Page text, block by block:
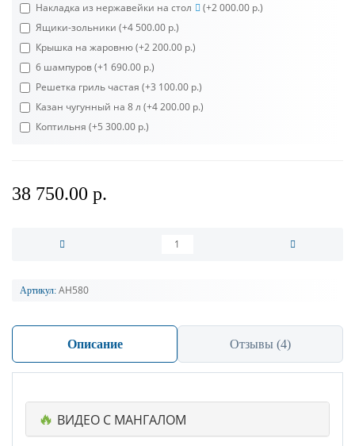
Накладка из нержавейки на стол
(+2 000.00 р.)
Ящики-зольники (+4 500.00 р.)
Крышка на жаровню(+2 200.00 р.)
6 шампуров(+1 690.00 р.)
Решетка гриль частая (+3 100.00 р.)
Казан чугунный на 8 л (+4 200.00 р.)
Коптильня (+5 300.00 р.)
38 750.00 р.
Артикул: АН580
Описание Отзывы (4)
🔥 ВИДЕО С МАНГАЛОМ